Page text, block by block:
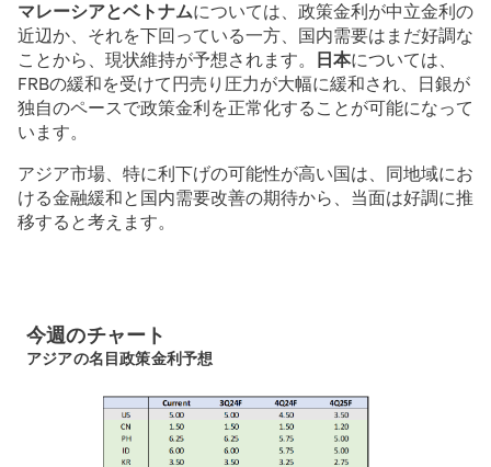
マレーシアとベトナムについては、政策金利が中立金利の
近辺か、それを下回っている一方、国内需要はまだ好調な
ことから、現状維持が予想されます。
日本については、
FRBの緩和を受けて円売り圧力が大幅に緩和され、日銀が
独自のペースで政策金利を正常化することが可能になって
います。
アジア市場、特に利下げの可能性が高い国は、同地域にお
ける金融緩和と国内需要改善の期待から、当面は好調に推
移すると考えます。
今週のチャート
アジアの名目政策金利予想